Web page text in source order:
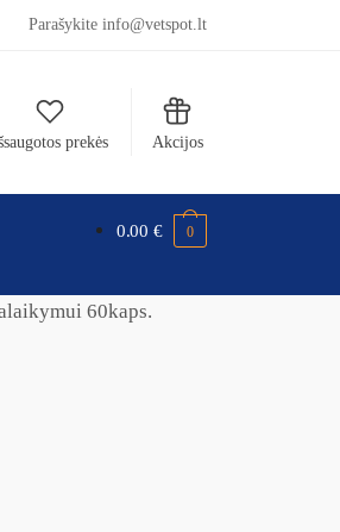
Parašykite info@vetspot.lt
prekės Akcijos
0.00€ 0
60kaps.